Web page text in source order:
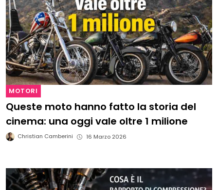
MOTORI
Queste moto hanno fatto la storia del
cinema: una oggi vale oltre 1 milione
Christian Camberini 16 Marzo 2026